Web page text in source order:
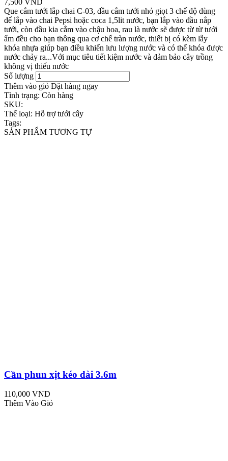
Que cắm tưới lắp chai C-03, đầu cắm tưới nhỏ giọt 3 chế độ dùng
để lắp vào chai Pepsi hoặc coca 1,5lit nước, bạn lắp vào đầu nắp
tưới, còn đầu kia cắm vào chậu hoa, rau là nước sẽ được từ từ tưới
ẩm đều cho bạn thông qua cơ chế tràn nước, thiết bị có kèm lẫy
khóa nhựa giúp bạn điều khiển lưu lượng nước và có thể khóa được
nước chảy ra...Với mục tiêu tiết kiệm nước và đảm bảo cây trồng
không vị thiếu nước
Số lượng
Thêm vào giỏ Đặt hàng ngay
Tình trạng: Còn hàng
SKU:
Thể loại: Hỗ trợ tưới cây
Tags:
SẢN PHẨM TƯƠNG TỰ
Cần phun xịt kéo dài 3.6m
110,000 VND
Thêm Vào Giỏ